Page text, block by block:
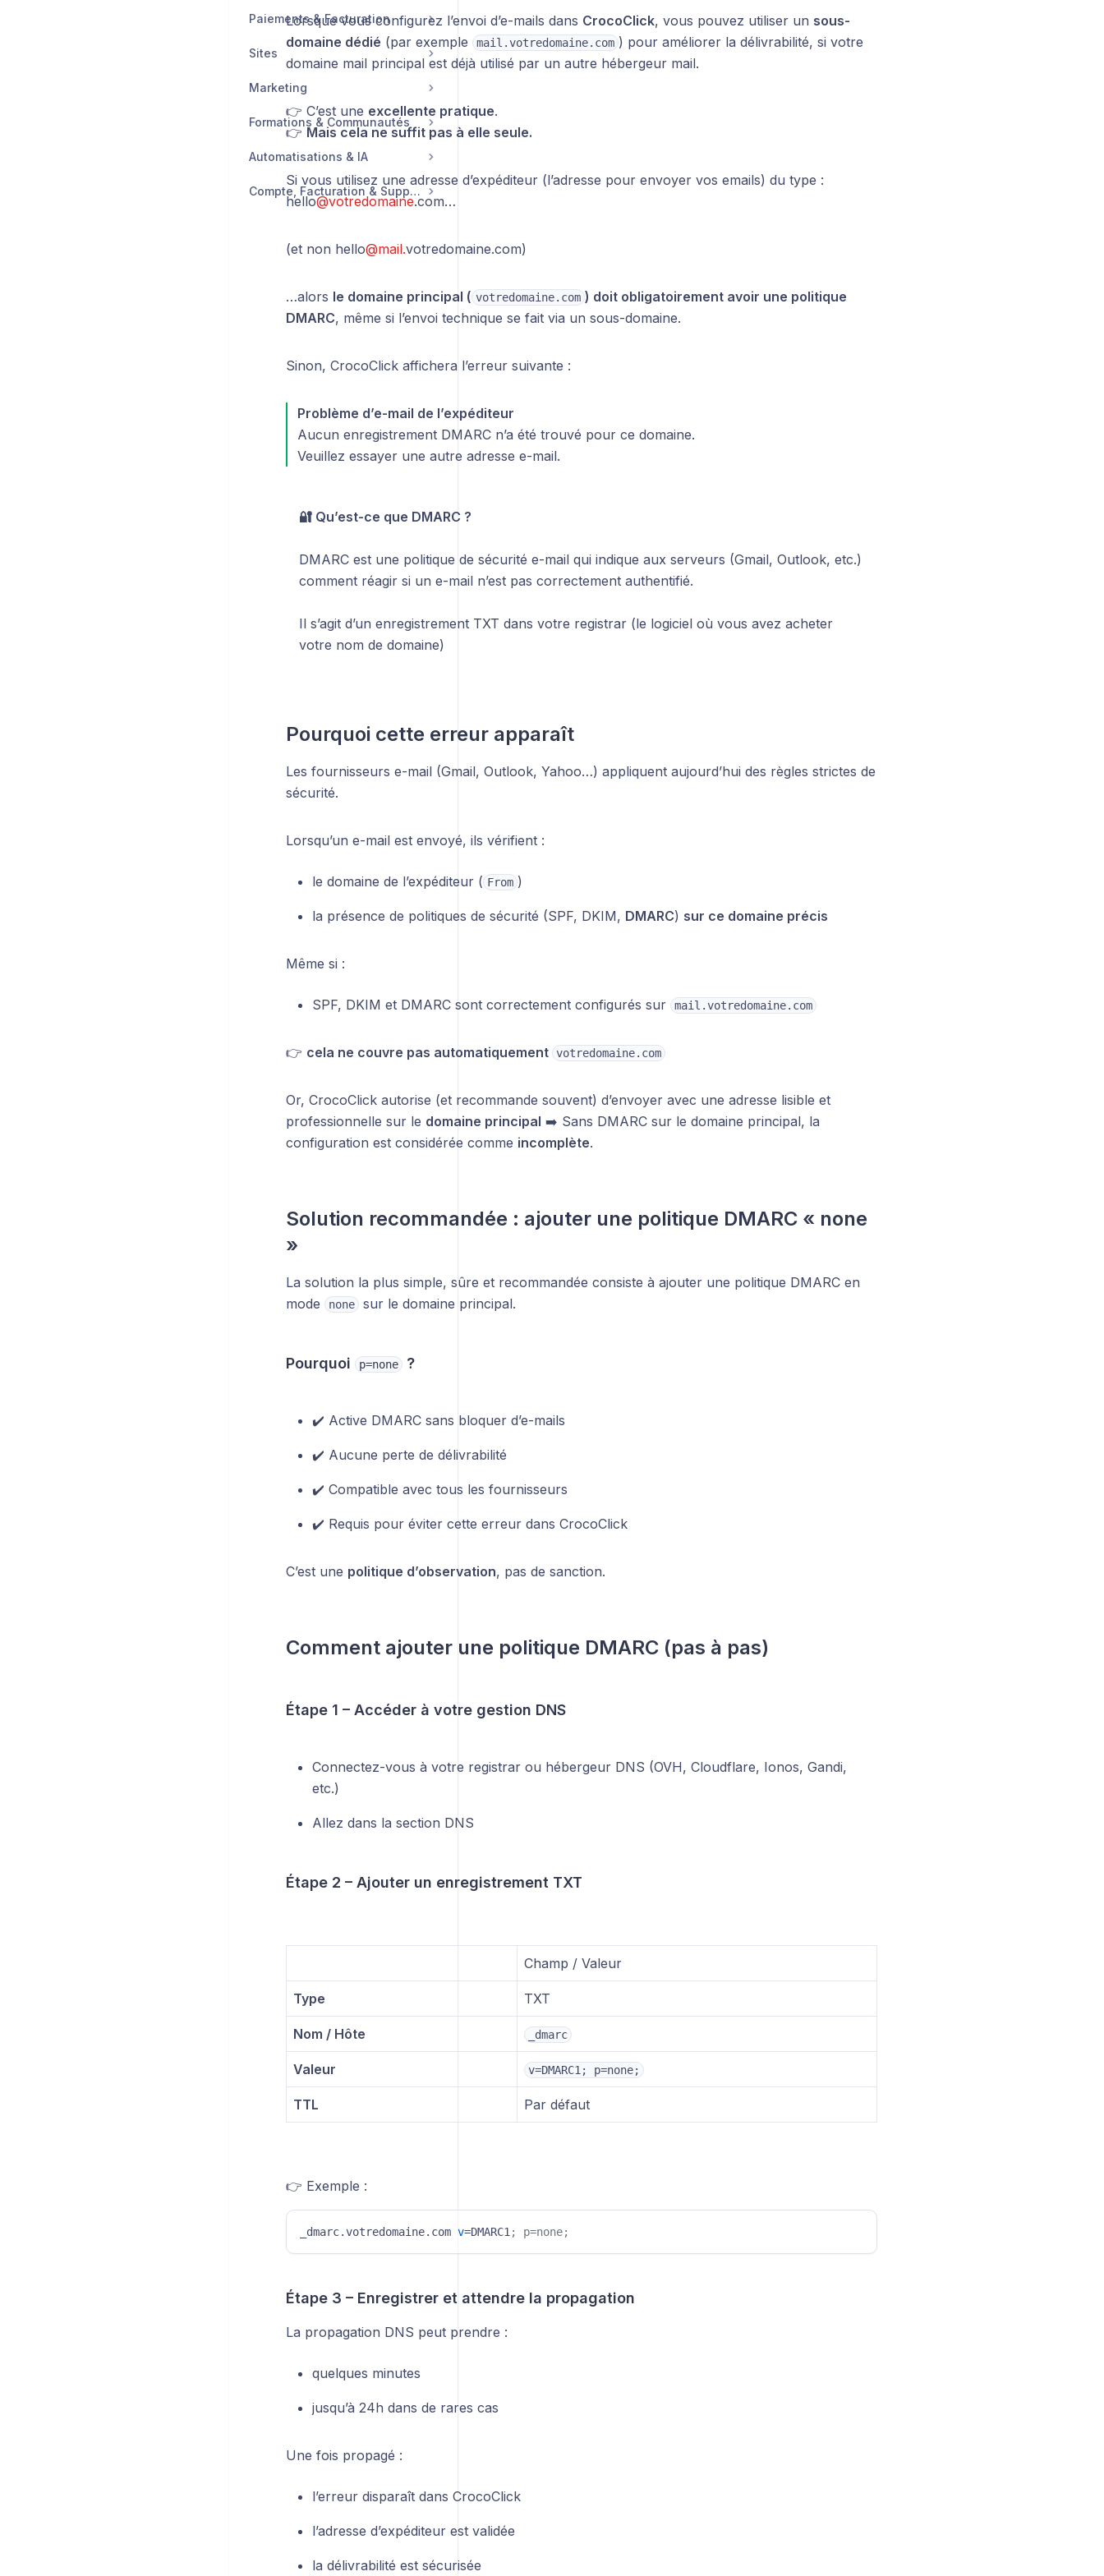
Paiements & Facturation
Sites
Marketing
Formations & Communautés
Automatisations & IA
Compte, Facturation & Support
Lorsque vous configurez l’envoi d’e-mails dans CrocoClick, vous pouvez utiliser un sous-
domaine dédié (par exemple mail.votredomaine.com ) pour améliorer la délivrabilité, si votre
domaine mail principal est déjà utilisé par un autre hébergeur mail.
👉 C’est une excellente pratique.
👉 Mais cela ne suffit pas à elle seule.
Si vous utilisez une adresse d’expéditeur (l’adresse pour envoyer vos emails) du type :
hello@votredomaine.com…
(et non hello@mail.votredomaine.com)
…alors le domaine principal ( votredomaine.com ) doit obligatoirement avoir une politique
DMARC, même si l’envoi technique se fait via un sous-domaine.
Sinon, CrocoClick affichera l’erreur suivante :
Problème d’e-mail de l’expéditeur
Aucun enregistrement DMARC n’a été trouvé pour ce domaine.
Veuillez essayer une autre adresse e-mail.
🔐 Qu’est-ce que DMARC ?
DMARC est une politique de sécurité e-mail qui indique aux serveurs (Gmail, Outlook, etc.)
comment réagir si un e-mail n’est pas correctement authentifié.
Il s’agit d’un enregistrement TXT dans votre registrar (le logiciel où vous avez acheter
votre nom de domaine)
Pourquoi cette erreur apparaît
Les fournisseurs e-mail (Gmail, Outlook, Yahoo…) appliquent aujourd’hui des règles strictes de
sécurité.
Lorsqu’un e-mail est envoyé, ils vérifient :
le domaine de l’expéditeur ( From )
la présence de politiques de sécurité (SPF, DKIM, DMARC) sur ce domaine précis
Même si :
SPF, DKIM et DMARC sont correctement configurés sur mail.votredomaine.com
👉 cela ne couvre pas automatiquement votredomaine.com
Or, CrocoClick autorise (et recommande souvent) d’envoyer avec une adresse lisible et
professionnelle sur le domaine principal ➡️ Sans DMARC sur le domaine principal, la
configuration est considérée comme incomplète.
Solution recommandée : ajouter une politique DMARC « none
»
La solution la plus simple, sûre et recommandée consiste à ajouter une politique DMARC en
mode
none sur le domaine principal.
Pourquoi p=none ?
✔️ Active DMARC sans bloquer d’e-mails
✔️ Aucune perte de délivrabilité
✔️ Compatible avec tous les fournisseurs
✔️ Requis pour éviter cette erreur dans CrocoClick
C’est une politique d’observation, pas de sanction.
Comment ajouter une politique DMARC (pas à pas)
Étape 1 – Accéder à votre gestion DNS
Connectez-vous à votre registrar ou hébergeur DNS (OVH, Cloudflare, Ionos, Gandi,
etc.)
Allez dans la section DNS
Étape 2 – Ajouter un enregistrement TXT
Champ / Valeur
Type TXT
Nom / Hôte _dmarc
Valeur v=DMARC1; p=none;
TTL Par défaut
👉 Exemple :
_dmarc.votredomaine.com v=DMARC1 ; p=none;
Étape 3 – Enregistrer et attendre la propagation
La propagation DNS peut prendre :
quelques minutes
jusqu’à 24h dans de rares cas
Une fois propagé :
l’erreur disparaît dans CrocoClick
l’adresse d’expéditeur est validée
la délivrabilité est sécurisée